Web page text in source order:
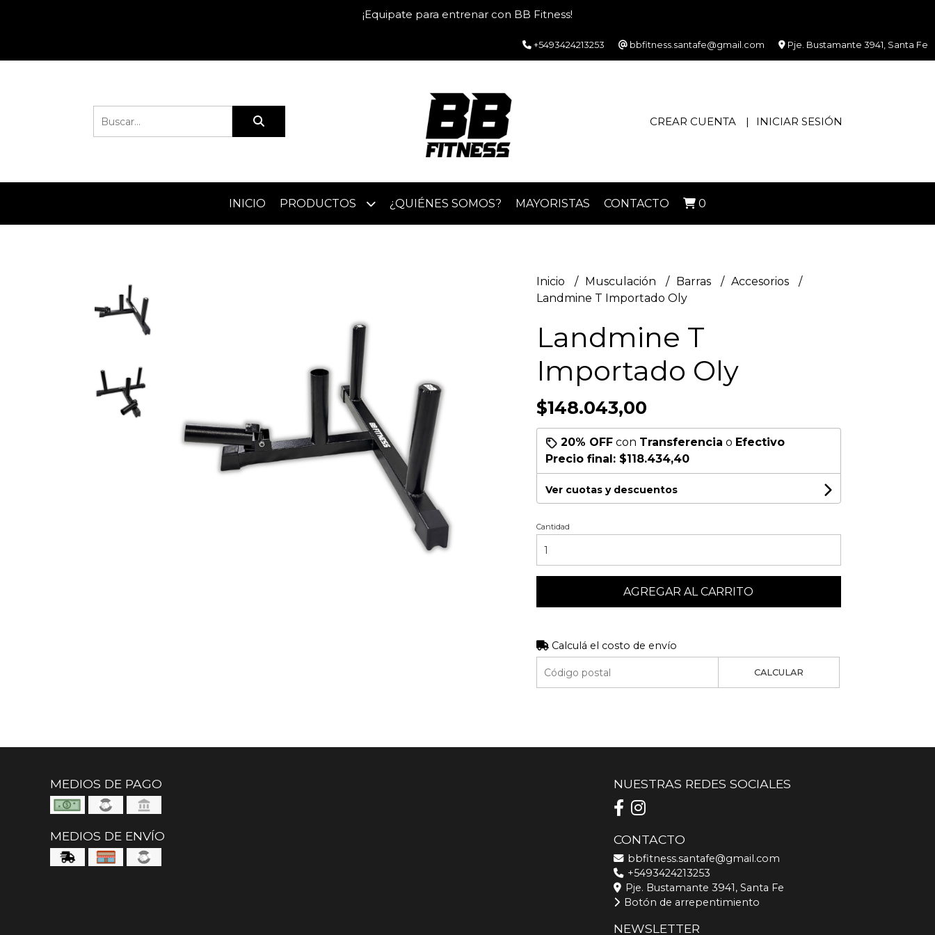
¡Equipate para entrenar con BB Fitness!
+5493424213253 bbfitness.santafe@gmail.com Pje. Bustamante 3941, Santa Fe
CREAR CUENTA INICIAR SESIÓN
INICIO PRODUCTOS ¿QUIÉNES SOMOS? MAYORISTAS CONTACTO 0
Inicio Musculación Barras
Accesorios
Landmine T Importado Oly
Landmine T
Importado Oly
$148.043,00
20% OFFcon Transferencia o Efectivo
Precio final: $118.434,40
Ver cuotas y descuentos
Cantidad
AGREGAR AL CARRITO
Calculá el costo de envío
CALCULAR
MEDIOS DE PAGO
MEDIOS DE ENVÍO
NUESTRAS REDES SOCIALES
CONTACTO
bbfitness.santafe@gmail.com
+5493424213253
Pje. Bustamante 3941, Santa Fe
Botón de arrepentimiento
NEWSLETTER